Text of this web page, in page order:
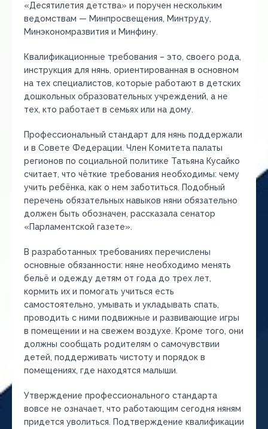
«Десятилетия детства» и поручен нескольким
ведомствам — Минпросвещения, Минтруду,
Минэкономразвития и Минфину.
Квалификационные требования – это, своего рода,
инструкция для нянь, ориентированная в основном
на тех специалистов, которые работают в детских
дошкольных образовательных учреждений, а не
тех, кто работает в семьях или на дому.
Профессиональный стандарт для нянь поддержали
и в Совете Федерации. Член Комитета палаты
регионов по социальной политике Татьяна Кусайко
считает, что чёткие требования необходимы: чему
учить ребёнка, как о нем заботиться. Подобный
перечень обязательных навыков няни обязательно
должен быть обозначен, рассказала сенатор
«Парламентской газете».
В разработанных требованиях перечислены
основные обязанности: няне необходимо менять
бельё и одежду детям от года до трех лет,
кормить их и помогать учиться есть
самостоятельно, умывать и укладывать спать,
проводить с ними подвижные и развивающие игры
в помещении и на свежем воздухе. Кроме того, они
должны сообщать родителям о самочувствии
детей, поддерживать чистоту и порядок в
помещениях, где находятся малыши.
Утверждение профессионального стандарта
вовсе не означает, что работающим сегодня няням
придется уволиться. Подтверждение квалификации